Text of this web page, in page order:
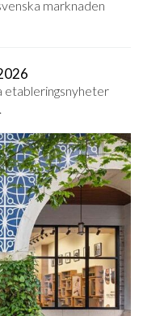
marknaden
etableringsnyheter